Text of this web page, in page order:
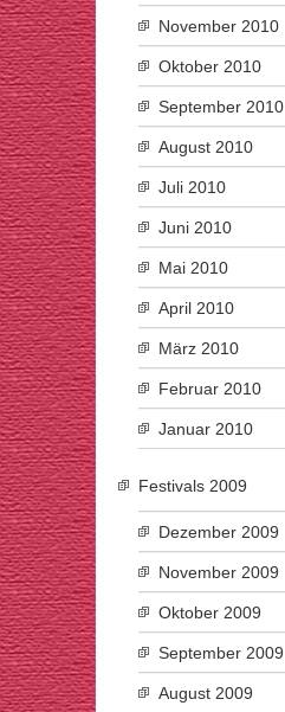
November 2010
Oktober 2010
September 2010
August 2010
Juli 2010
Juni 2010
Mai 2010
April 2010
März 2010
Februar 2010
Januar 2010
Festivals 2009
Dezember 2009
November 2009
Oktober 2009
September 2009
August 2009